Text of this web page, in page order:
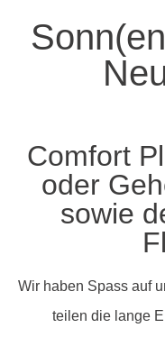
Comfort
oder
sowie
Wir haben Spass auf
teilen die lange